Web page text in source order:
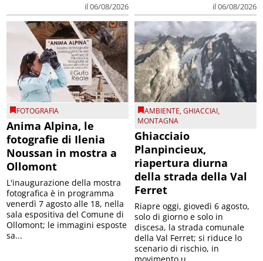
il 06/08/2026 il 06/08/2026
FOTOGRAFIA
Anima Alpina, le
fotografie di Ilenia
Noussan in mostra a
Ollomont
L'inaugurazione della mostra
fotografica è in programma
venerdì 7 agosto alle 18, nella
sala espositiva del Comune di
Ollomont; le immagini esposte
sa...
AMBIENTE,GHIACCIAI,
MONTAGNA
Ghiacciaio
Planpincieux,
riapertura diurna
della strada della Val
Ferret
Riapre oggi, giovedì 6 agosto,
solo di giorno e solo in
discesa, la strada comunale
della Val Ferret; si riduce lo
scenario di rischio, in